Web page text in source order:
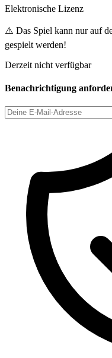
Elektronische Lizenz
⚠️ Das Spiel kann nur auf
gespielt werden!
Derzeit nicht verfügbar
Benachrichtigung